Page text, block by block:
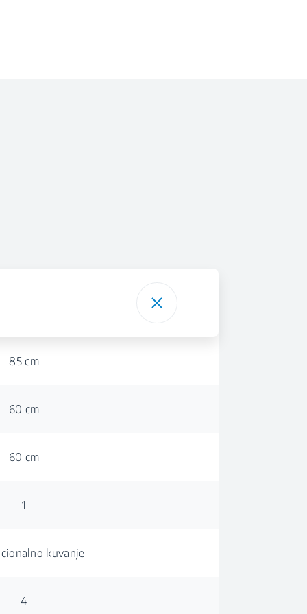
85 cm
60 cm
60 cm
1
kuvanje
4